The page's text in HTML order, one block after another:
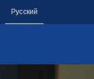
Русский